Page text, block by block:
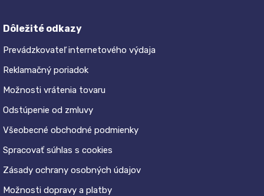
Dôležité odkazy
Prevádzkovateľ internetového výdaja
Reklamačný poriadok
Možnosti vrátenia tovaru
Odstúpenie od zmluvy
Všeobecné obchodné podmienky
Spracovať súhlas s cookies
Zásady ochrany osobných údajov
Možnosti dopravy a platby